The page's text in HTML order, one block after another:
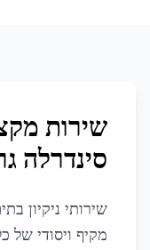
שירות
סינדרלה
שירותי ניקיון
מקיף ויסודי של